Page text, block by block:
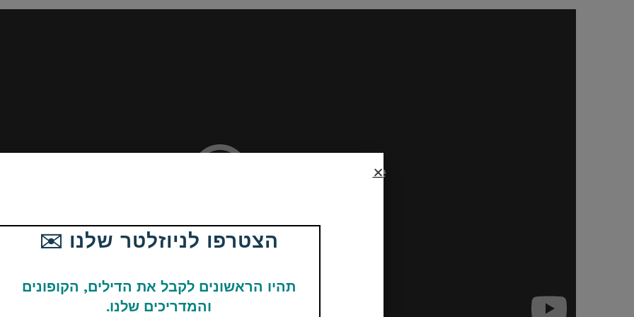
הצטרפו לניוזלטר שלנו ✉️
תהיו הראשונים לקבל את הדילים, הקופונים
והמדריכים שלנו.